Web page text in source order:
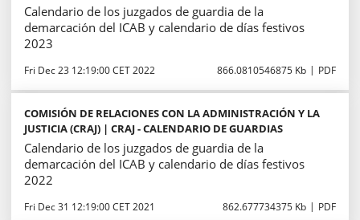
Calendario de los juzgados de guardia de la
demarcación del ICAB y calendario de días festivos
2023
Fri Dec 23 12:19:00 CET 2022 866.0810546875 Kb PDF
COMISIÓN DE RELACIONES CON LA ADMINISTRACIÓN Y LA
JUSTICIA (CRAJ) | CRAJ - CALENDARIO DE GUARDIAS
Calendario de los juzgados de guardia de la
demarcación del ICAB y calendario de días festivos
2022
Fri Dec 31 12:19:00 CET 2021 862.677734375 Kb PDF